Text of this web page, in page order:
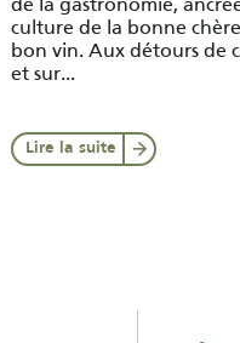
culture de la bonne
bon vin. Aux détours de
et sur...
Lire la suite